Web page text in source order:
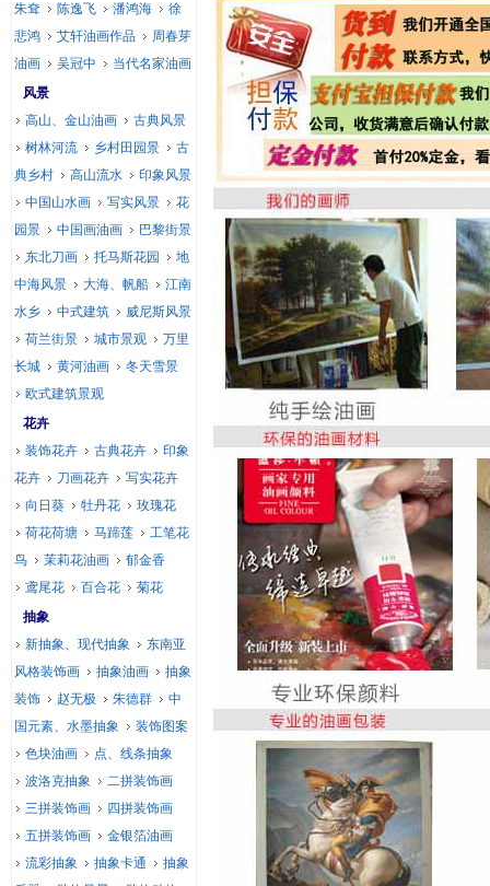
朱耷
陈逸飞 潘鸿海
徐
悲鸿
艾轩油画作品
周春芽
油画
吴冠中
当代名家油画
风景
高山、金山油画
古典风景
树林河流
乡村田园景
古
典乡村
高山流水
印象风景
中国山水画
写实风景
花
园景
中国画油画
巴黎街景
东北刀画
托马斯花园
地
中海风景
大海、帆船
江南
水乡
中式建筑
威尼斯风景
荷兰街景
城市景观
万里
长城
黄河油画
冬天雪景
欧式建筑景观
花卉
装饰花卉
古典花卉
印象
花卉
刀画花卉
写实花卉
向日葵
牡丹花
玫瑰花
荷花荷塘
马蹄莲
工笔花
鸟
茉莉花油画
郁金香
鸢尾花
百合花
菊花
抽象
新抽象、现代抽象
东南亚
风格装饰画
抽象油画
抽象
装饰
赵无极 朱德群
中
国元素、水墨抽象
装饰图案
色块油画
点、线条抽象
波洛克抽象
二拼装饰画
三拼装饰画
四拼装饰画
五拼装饰画
金银箔油画
流彩抽象
抽象卡通
抽象